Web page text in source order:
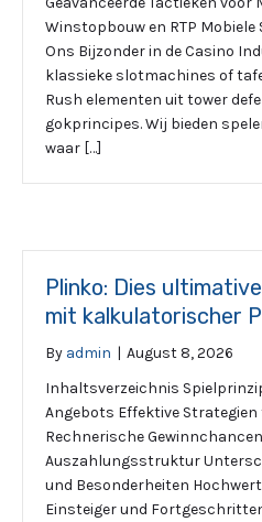
Winstopbouw en RTP
Ons Bijzonder in de Casino
klassieke slotmachines of
Rush elementen uit tower
gokprincipes. Wij bieden
waar […]
Plinko: Dies
mit kalkulatorischer
By admin | August 8, 2026
Inhaltsverzeichnis
Angebots Effektive
Rechnerische
Auszahlungsstruktur
und Besonderheiten
Einsteiger und